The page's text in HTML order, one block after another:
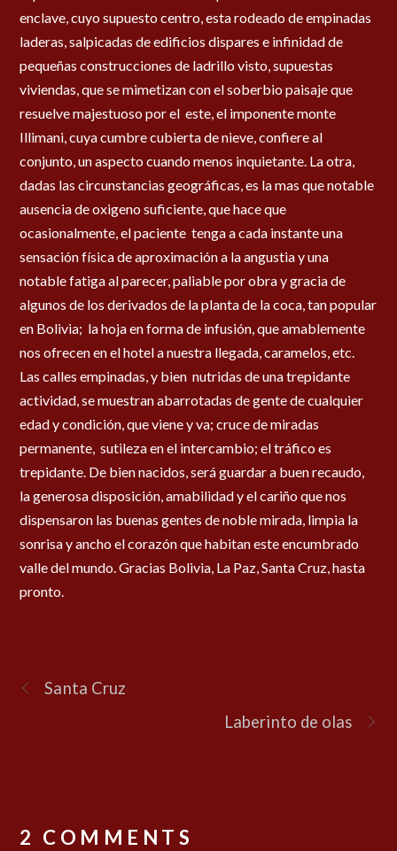
enclave, cuyo supuesto centro, esta rodeado de empinadas
laderas, salpicadas de edificios dispares e infinidad de
pequeñas construcciones de ladrillo visto, supuestas
viviendas, que se mimetizan con el soberbio paisaje que
resuelve majestuoso por el este, el imponente monte
Illimani, cuya cumbre cubierta de nieve, confiere al
conjunto, un aspecto cuando menos inquietante. La otra,
dadas las circunstancias geográficas, es la mas que notable
ausencia de oxigeno suficiente, que hace que
ocasionalmente, el paciente tenga a cada instante una
sensación física de aproximación a la angustia y una
notable fatiga al parecer, paliable por obra y gracia de
algunos de los derivados de la planta de la coca, tan popular
en Bolivia; la hoja en forma de infusión, que amablemente
nos ofrecen en el hotel a nuestra llegada, caramelos, etc.
Las calles empinadas, y bien nutridas de una trepidante
actividad, se muestran abarrotadas de gente de cualquier
edad y condición, que viene y va; cruce de miradas
permanente, sutileza en el intercambio; el tráfico es
trepidante. De bien nacidos, será guardar a buen recaudo,
la generosa disposición, amabilidad y el cariño que nos
dispensaron las buenas gentes de noble mirada, limpia la
sonrisa y ancho el corazón que habitan este encumbrado
valle del mundo. Gracias Bolivia, La Paz, Santa Cruz, hasta
pronto.
Santa Cruz
Laberinto de olas
2 COMMENTS